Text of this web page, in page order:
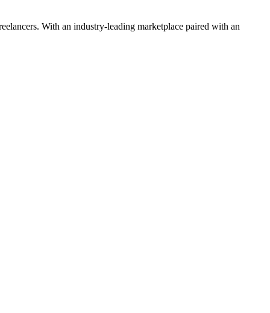
With an industry-leading marketplace paired with an